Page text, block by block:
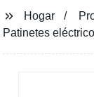
Hogar
Patinetes